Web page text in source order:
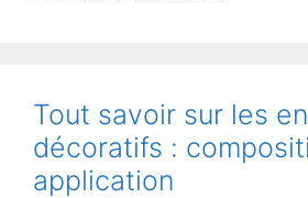
Tout savoir sur les
décoratifs :
application